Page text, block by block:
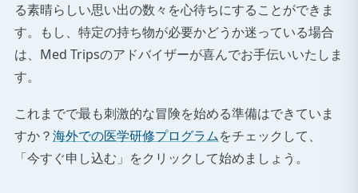
る素晴らしい思い出の数々を心待ちにすることができま
す。もし、特定の持ち物が必要かどうか迷っている場合
は、Med Tripsのアドバイザーが喜んでお手伝いいたしま
す。
これまでで最も刺激的な冒険を始める準備はできていま
すか？海外での医学研修プログラムをチェックして、
「今すぐ申し込む」をクリックして始めましょう。